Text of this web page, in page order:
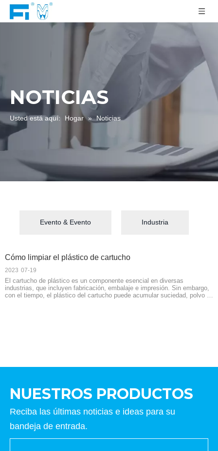
NOTICIAS
Usted está aquí: Hogar » Noticias
Evento & Evento Industria
Cómo limpiar el plástico de cartucho
El cartucho de plástico es un componente esencial en diversas
industrias, que incluyen fabricación, embalaje e impresión. Sin embargo,
con el tiempo, el plástico del cartucho puede acumular suciedad, polvo y
2023 07-19
NUESTROS PRODUCTOS
Reciba las últimas noticias e ideas para su
bandeja de entrada.